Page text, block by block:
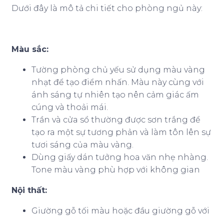
Dưới đây là mô tả chi tiết cho phòng ngủ này:
Màu sắc:
Tường phòng chủ yếu sử dụng màu vàng
nhạt để tạo điểm nhấn. Màu này cùng với
ánh sáng tự nhiên tạo nên cảm giác ấm
cúng và thoải mái.
Trần và cửa sổ thường được sơn trắng để
tạo ra một sự tương phản và làm tôn lên sự
tươi sáng của màu vàng.
Dùng giấy dán tưởng hoa văn nhẹ nhàng.
Tone màu vàng phù hợp với không gian
Nội thất:
Giường gỗ tối màu hoặc đầu giường gỗ với